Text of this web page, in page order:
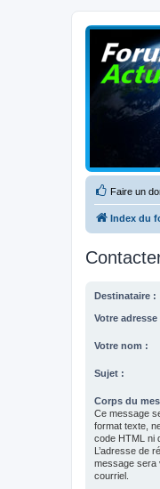
Faire un
Index du
Destinataire :
Votre
Votre nom :
Sujet :
Corps du
Ce message
format texte,
code HTML ni
L’adresse de
message sera
courriel.